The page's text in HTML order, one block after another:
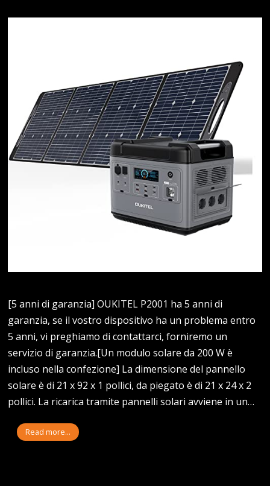
[5 anni di garanzia] OUKITEL P2001 ha 5 anni di
garanzia, se il vostro dispositivo ha un problema entro
5 anni, vi preghiamo di contattarci, forniremo un
servizio di garanzia.[Un modulo solare da 200 W è
incluso nella confezione] La dimensione del pannello
solare è di 21 x 92 x 1 pollici, da piegato è di 21 x 24 x 2
pollici. La ricarica tramite pannelli solari avviene in un…
Read more...